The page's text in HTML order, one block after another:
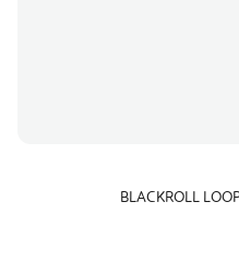
BLACKROLL